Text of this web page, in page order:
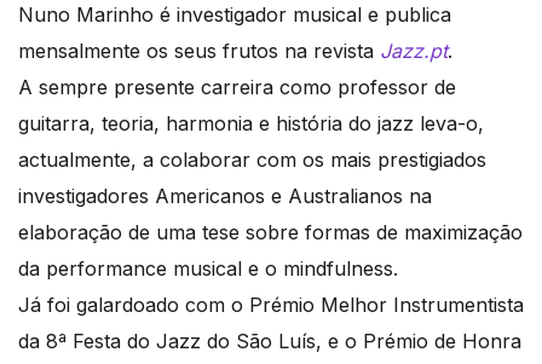
Nuno Marinho é investigador musical e publica
mensalmente os seus frutos na revista Jazz.pt.
A sempre presente carreira como professor de
guitarra, teoria, harmonia e história do jazz leva-o,
actualmente, a colaborar com os mais prestigiados
investigadores Americanos e Australianos na
elaboração de uma tese sobre formas de maximização
da performance musical e o mindfulness.
Já foi galardoado com o Prémio Melhor Instrumentista
da 8ª Festa do Jazz do São Luís, e o Prémio de Honra